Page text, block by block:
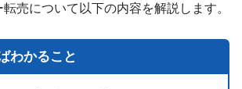
売について以下の内容を解説します。
わかること